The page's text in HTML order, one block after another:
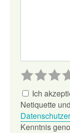
Ich
Netiquette und
Kenntnis